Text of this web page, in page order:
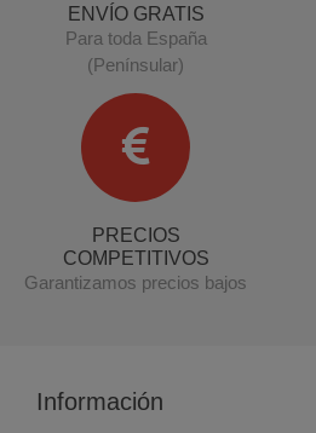
ENVÍO GRATIS
Para toda España
(Penínsular)
PRECIOS
COMPETITIVOS
Garantizamos precios bajos
Información